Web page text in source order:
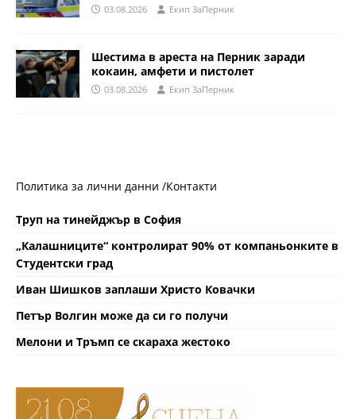
03.08.2026 Eкип ЗаПерник
Шестима в ареста на Перник заради
кокаин, амфети и пистолет
03.08.2026 Eкип ЗаПерник
Политика за лични данни /Контакти
Труп на тинейджър в София
„Калашниците“ контролират 90% от компаньонките в
Студентски град
Иван Шишков заплаши Христо Ковачки
Петър Волгин може да си го получи
Мелони и Тръмп се скараха жестоко